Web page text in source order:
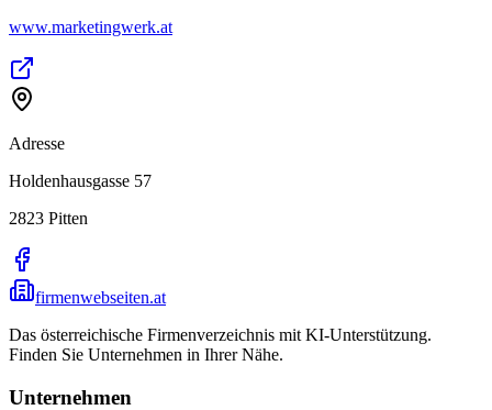
www.marketingwerk.at
Adresse
Holdenhausgasse 57
2823 Pitten
firmenwebseiten.at
Das österreichische Firmenverzeichnis mit KI-Unterstützung.
Finden Sie Unternehmen in Ihrer Nähe.
Unternehmen